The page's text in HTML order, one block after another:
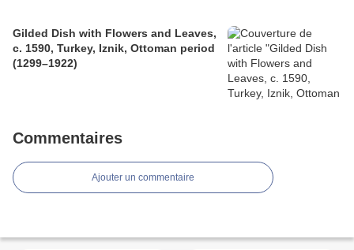
Gilded Dish with Flowers and Leaves,
c. 1590, Turkey, Iznik, Ottoman period
(1299–1922)
Commentaires
Ajouter un commentaire